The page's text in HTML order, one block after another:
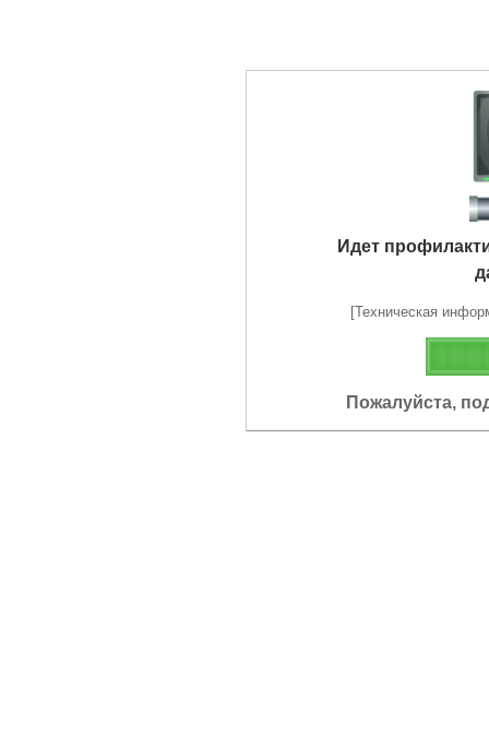
Идет
[Техническая
Пожалуйста,